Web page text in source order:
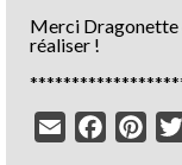
Merci Dragonette
réaliser !
Email
Facebook